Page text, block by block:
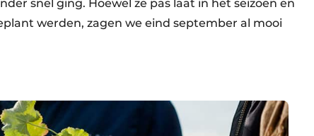
snel ging. Hoewel ze pas laat in het seizoen en
werden, zagen we eind september al mooi